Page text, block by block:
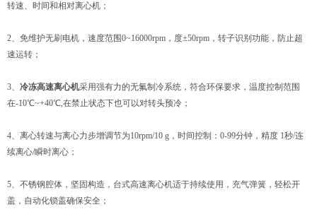
转速、时间和相对离心机；
2、免维护无刷电机，速度范围0~16000rpm，度±50rpm，转子识别功能，防止超
速运转；
3、 冷冻高速离心机采用强有力的无氟制冷系统，符合环保要求，温度控制范围
在-10℃~+40℃,在禁止状态下也可以对转头预冷；
4、离心转速与离心力步增调节为10rpm/10 g，时间控制：0-99分钟，精度 1秒/连
续离心/瞬时离心；
5、不锈钢腔体，坚固构造，台式高速离心机适于持续使用，充气弹簧，轻松开
盖，自动化锁盖确保安全；